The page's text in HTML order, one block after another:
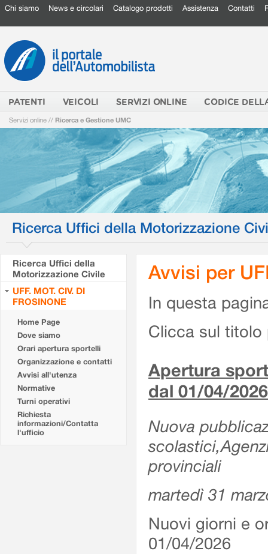
Chi siamo News e circolari Catalogo prodotti Assistenza Contatti
PATENTI VEICOLI SERVIZI ONLINE CODICE
Servizi online // Ricerca e Gestione UMC
Ricerca Uffici della Motorizzazione
Ricerca Uffici della
Motorizzazione Civile
UFF. MOT. CIV. DI
FROSINONE
Home Page
Dove siamo
Orari apertura sportelli
Organizzazione e contatti
Avvisi all'utenza
Normative
Turni operativi
Richiesta
informazioni/Contatta
l'ufficio
Avvisi per
In questa
Clicca sul titolo
Apertura
dal 01/04/2026
Nuova
provinciali
martedì 31
Nuovi giorni e
01/04/2026